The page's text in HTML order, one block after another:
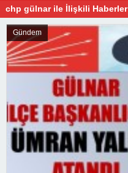
chp gülnar ile İlişkili Haberler
Gündem